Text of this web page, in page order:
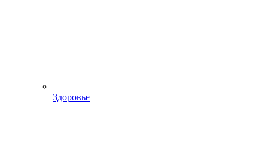
Здоровье